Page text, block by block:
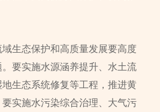
态保护和高质量发展要高度
要实施水源涵养提升、水土流
生态系统修复等工程，推进黄
实施水污染综合治理、大气污